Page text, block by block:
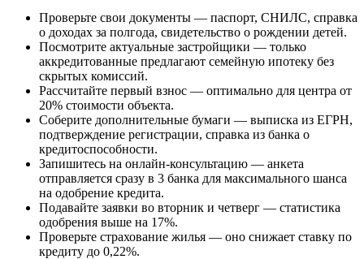
Проверьте свои документы — паспорт, СНИЛС, справка
о доходах за полгода, свидетельство о рождении детей.
Посмотрите актуальные застройщики — только
аккредитованные предлагают семейную ипотеку без
скрытых комиссий.
Рассчитайте первый взнос — оптимально для центра от
20% стоимости объекта.
Соберите дополнительные бумаги — выписка из ЕГРН,
подтверждение регистрации, справка из банка о
кредитоспособности.
Запишитесь на онлайн-консультацию — анкета
отправляется сразу в 3 банка для максимального шанса
на одобрение кредита.
Подавайте заявки во вторник и четверг — статистика
одобрения выше на 17%.
Проверьте страхование жилья — оно снижает ставку по
кредиту до 0,22%.